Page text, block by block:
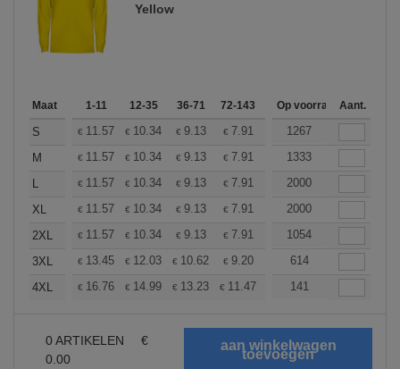
Yellow
Maat 1-11 12-35 36-71 72-143 144-287 288 + Meer
Op voorraadAant.
S € 11.57 € 10.34 € 9.13 € 7.91 7.30
1267
M
€ 11.57 € 10.34 € 9.13 € 7.91 7.30
1333
L
€ 11.57 € 10.34 € 9.13 € 7.91 7.30
2000
XL
€ 11.57 € 10.34 € 9.13 € 7.91 7.30
2000
2XL
€ 11.57 € 10.34 € 9.13 € 7.91 7.30
1054
3XL
€ 13.45 € 12.03 € 10.62 € 9.20 8.50
614
4XL
€ 16.76 € 14.99 € 13.23 € 11.47 10.58
141
0 ARTIKELEN
€
0.00